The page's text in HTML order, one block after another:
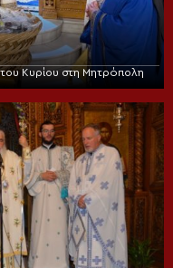
Κυρίου στη Μητρόπολη